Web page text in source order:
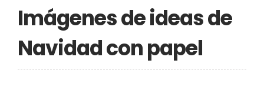
Imágenes de ideas de
Navidad con papel